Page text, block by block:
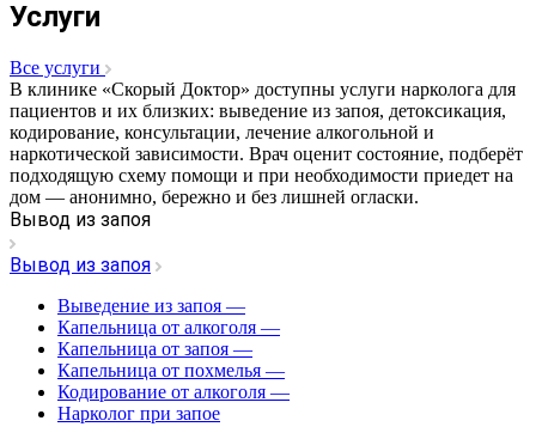
Услуги
Все услуги
В клинике «Скорый Доктор» доступны услуги нарколога для
пациентов и их близких: выведение из запоя, детоксикация,
кодирование, консультации, лечение алкогольной и
наркотической зависимости. Врач оценит состояние, подберёт
подходящую схему помощи и при необходимости приедет на
дом — анонимно, бережно и без лишней огласки.
Вывод из запоя
Вывод из запоя
Выведение из запоя —
Капельница от алкоголя —
Капельница от запоя —
Капельница от похмелья —
Кодирование от алкоголя —
Нарколог при запое